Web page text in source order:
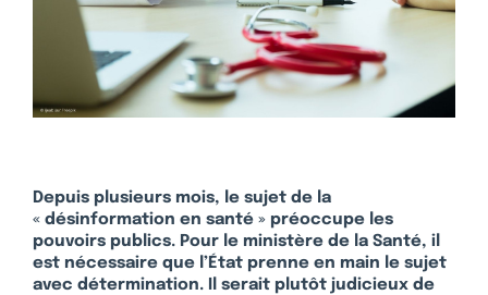
Depuis plusieurs mois, le sujet de la
« désinformation en santé » préoccupe les
pouvoirs publics. Pour le ministère de la Santé, il
est nécessaire que l’État prenne en main le sujet
avec détermination. Il serait plutôt judicieux de